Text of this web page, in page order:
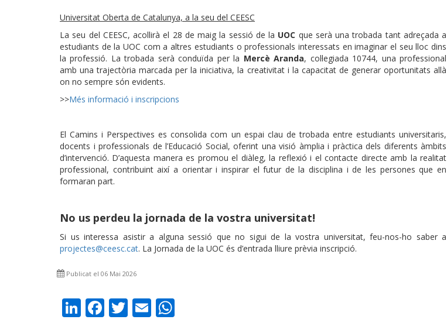
Universitat Oberta de Catalunya, a la seu del CEESC
La seu del CEESC, acollirà el 28 de maig la sessió de la UOC que serà una trobada tant adreçada a
estudiants de la UOC com a altres estudiants o professionals interessats en imaginar el seu lloc dins
la professió. La trobada serà conduïda per la Mercè Aranda, col·legiada 10744, una professional
amb una trajectòria marcada per la iniciativa, la creativitat i la capacitat de generar oportunitats allà
on no sempre són evidents.
>>Més informació i inscripcions
El Camins i Perspectives es consolida com un espai clau de trobada entre estudiants universitaris,
docents i professionals de l’Educació Social, oferint una visió àmplia i pràctica dels diferents àmbits
d’intervenció. D’aquesta manera es promou el diàleg, la reflexió i el contacte directe amb la realitat
professional, contribuint així a orientar i inspirar el futur de la disciplina i de les persones que en
formaran part.
No us perdeu la jornada de la vostra universitat!
Si us interessa asistir a alguna sessió que no sigui de la vostra universitat, feu-nos-ho saber a
projectes@ceesc.cat. La Jornada de la UOC és d’entrada lliure prèvia inscripció.
Publicat el 06 Mai 2026
LinkedIn
Facebook
Twitter
Email